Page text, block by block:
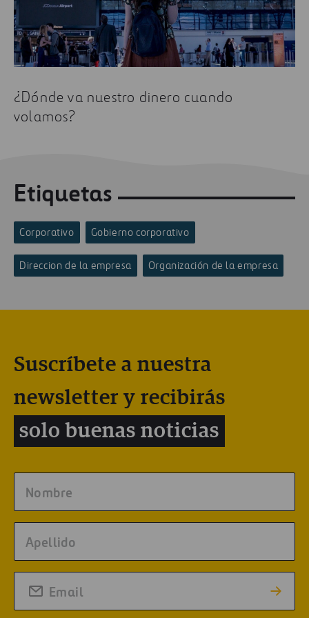
organigrama son:
La receta de la productividad personal y en
equipo
Frente al cambio, talento. Las dos caras de la
competitividad
¿Dónde va nuestro dinero cuando
volamos?
Etiquetas
Corporativo Gobierno corporativo
Direccion de la empresa Organización de la empresa
Suscríbete a nuestra
newsletter y recibirás
solo buenas noticias